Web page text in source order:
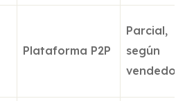
Plataforma P2P
Parcial,
según
vendedor